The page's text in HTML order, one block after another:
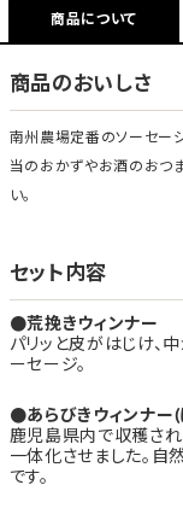
商品について
商品のおいしさ
南州農場定番のソーセー
当のおかずやお酒のおつ
い。
セット内容
荒挽きウィンナー
パリッと皮がはじけ、
ーセージ。
あらびきウィンナー(
鹿児島県内で収穫さ
一体化させました。自
です。